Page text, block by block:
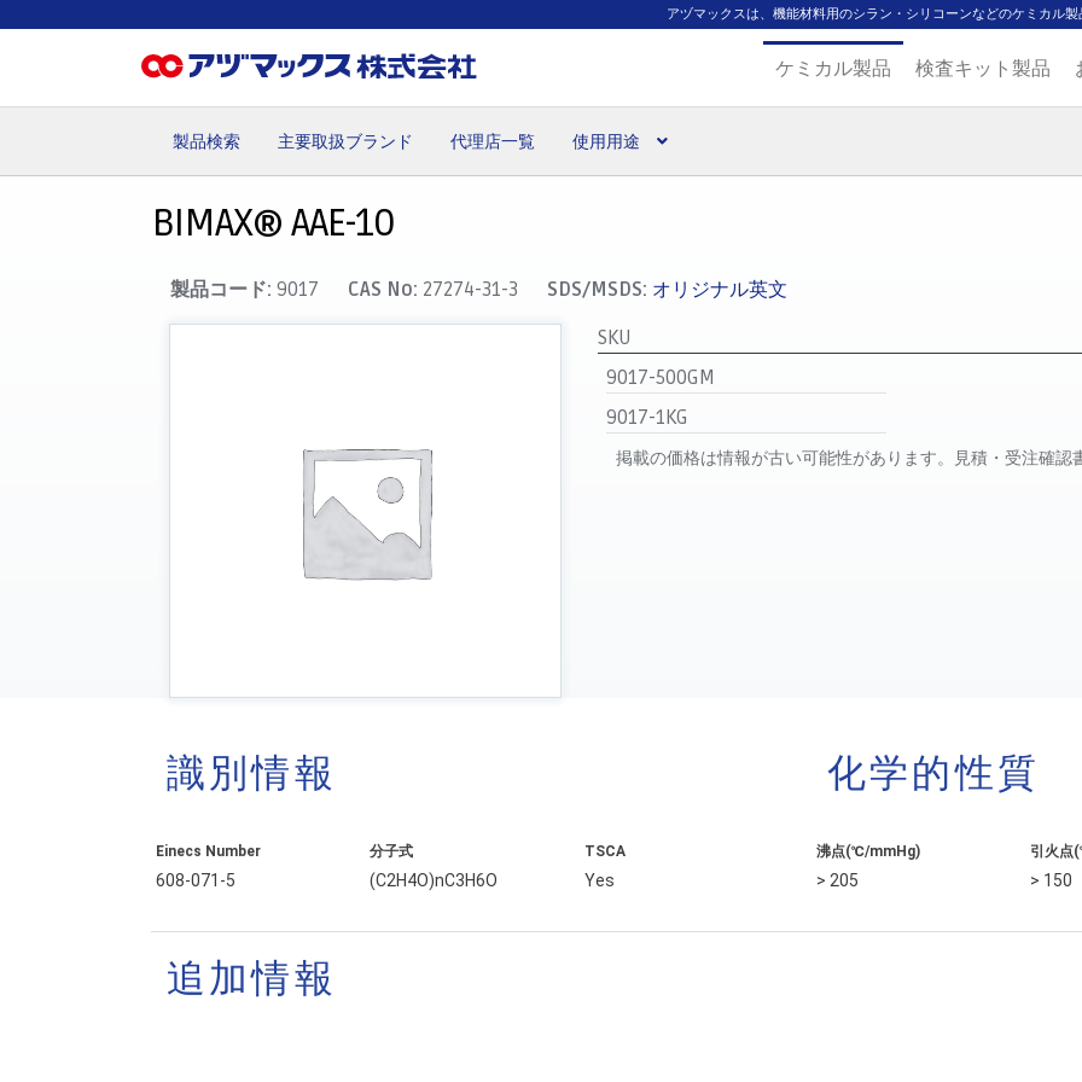
アヅマックスは、機能材料用のシラン・シリコーンなどのケミカル
ケミカル製品 検査キット製品
製品検索 主要取扱ブランド 代理店一覧 使用用途
BIMAX® AAE-10
製品コード:9017 CAS No: 27274-31-3 SDS/MSDS: オリジナル英文
SKU
9017-500GM
9017-1KG
掲載の価格は情報が古い可能性があります。見積・受注確
識別情報
Einecs Number
608-071-5
分子式
(C2H4O)nC3H6O
TSCA
Yes
化学的性質
沸点(℃/mmHg)
> 205
引火点
> 150
追加情報